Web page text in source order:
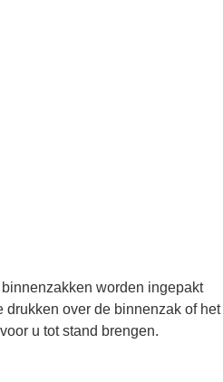
worden ingepakt
over de binnenzak of het
u tot stand brengen.